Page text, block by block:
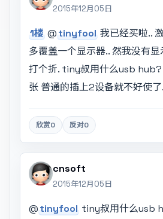
2015年12月05日
1楼 @tinyfool 我已经买啦..
多覆盖一个显示器.. 然我没有
打个折. tiny叔用什么usb hub?
张 普通的插上2设备就不好使了.
欣赏0 反对0
cnsoft
2015年12月05日
@tinyfool tiny叔用什么usb